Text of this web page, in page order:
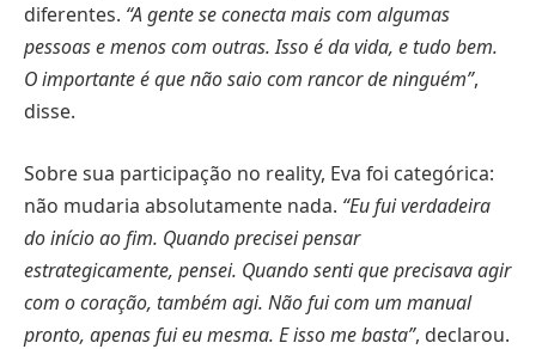
diferentes. “A gente se conecta mais com algumas
pessoas e menos com outras. Isso é da vida, e tudo bem.
O importante é que não saio com rancor de ninguém”,
disse.
Sobre sua participação no reality, Eva foi categórica:
não mudaria absolutamente nada. “Eu fui verdadeira
do início ao fim. Quando precisei pensar
estrategicamente, pensei. Quando senti que precisava agir
com o coração, também agi. Não fui com um manual
pronto, apenas fui eu mesma. E isso me basta”, declarou.